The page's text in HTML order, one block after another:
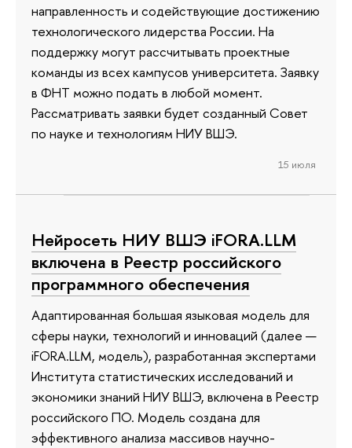
направленность и содействующие достижению
технологического лидерства России. На
поддержку могут рассчитывать проектные
команды из всех кампусов университета. Заявку
в ФНТ можно подать в любой момент.
Рассматривать заявки будет созданный Совет
по науке и технологиям НИУ ВШЭ.
15 июля
Нейросеть НИУ ВШЭ iFORA.LLM
включена в Реестр российского
программного обеспечения
Адаптированная большая языковая модель для
сферы науки, технологий и инноваций (далее —
iFORA.LLM, модель), разработанная экспертами
Института статистических исследований и
экономики знаний НИУ ВШЭ, включена в Реестр
российского ПО. Модель создана для
эффективного анализа массивов научно-